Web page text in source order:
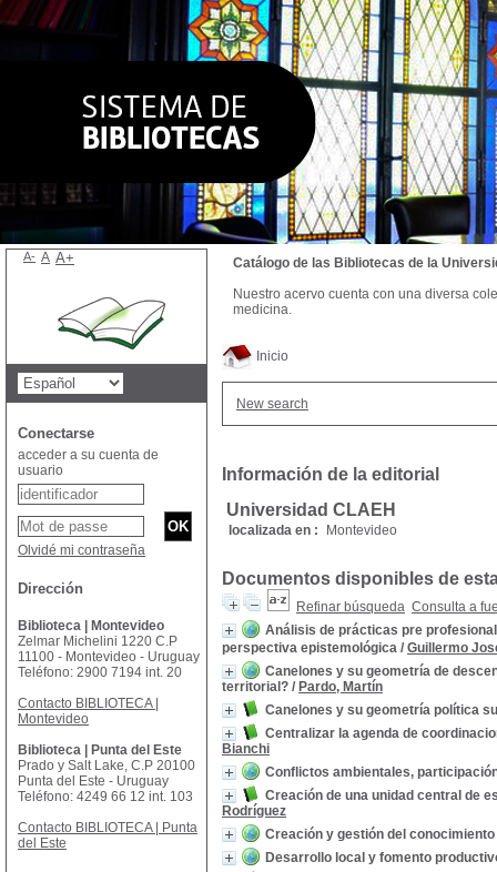
Inicio
New search
Información de la editorial
Universidad CLAEH
localizada en : Montevideo
Documentos disponibles de
Refinar búsqueda Consulta a
Análisis de prácticas pre
perspectiva epistemológica / Guillermo
Canelones y su geometría de
territorial? / Pardo, Martín
Canelones y su geometría política
Centralizar la agenda de
Bianchi
Conflictos ambientales,
Creación de una unidad central de
Rodríguez
Creación y gestión del
Desarrollo local y fomento
Catálogo de las Bibliotecas de la
Nuestro acervo cuenta con una diversa
medicina.
A- A A+
Conectarse
acceder a su cuenta de
usuario
Olvidé mi contraseña
Dirección
Biblioteca | Montevideo
Zelmar Michelini 1220 C.P
11100 - Montevideo - Uruguay
Teléfono: 2900 7194 int. 20
Contacto BIBLIOTECA |
Montevideo
Biblioteca | Punta del Este
Prado y Salt Lake, C.P 20100
Punta del Este - Uruguay
Teléfono: 4249 66 12 int. 103
Contacto BIBLIOTECA | Punta
del Este